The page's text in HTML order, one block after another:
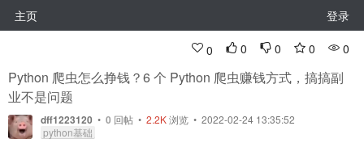
主页 登录
0 0 0 0 0
Python 爬虫怎么挣钱？6 个 Python 爬虫赚钱方式，搞搞副
业不是问题
dff1223120 • 0 回帖 • 2.2K浏览 • 2022-02-24 13:35:52
python基础